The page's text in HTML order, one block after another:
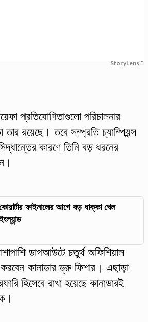
StoryLens™
প্রতিযোগিতাগুলো পরিচালনার
রয়েছে। তবে সম্প্রতি চ্যাম্পিয়ন্স
কারণে তিনি বড় ধরনের
ফাইনালের আগে বড় ধাক্কা খেল
ডাগআউটে চতুর্থ অফিশিয়াল
করবেন কানাডার ড্রু ফিশার। এছাড়া
হিসেবে রাখা হয়েছে কানাডারই